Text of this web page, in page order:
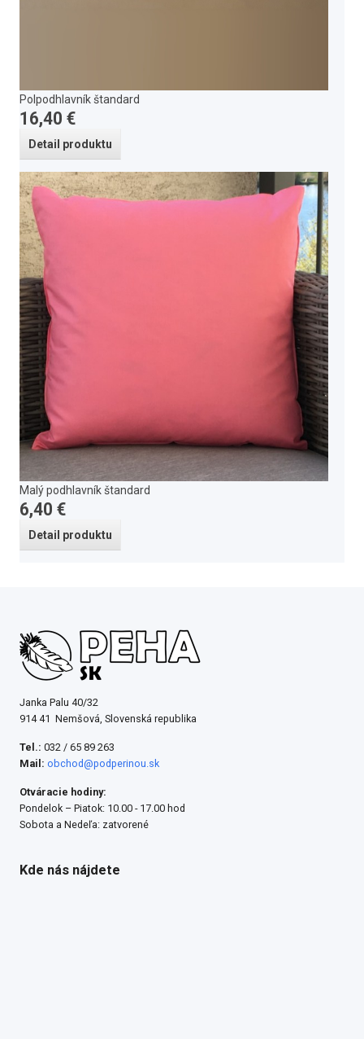
Polpodhlavník štandard
16,40 €
Detail produktu
Malý podhlavník štandard
6,40 €
Detail produktu
Janka Palu 40/32
914 41 Nemšová, Slovenská republika
Tel.: 032 / 65 89 263
Mail: obchod@podperinou.sk
Otváracie hodiny:
Pondelok – Piatok: 10.00 - 17.00 hod
Sobota a Nedeľa: zatvorené
Kde nás nájdete